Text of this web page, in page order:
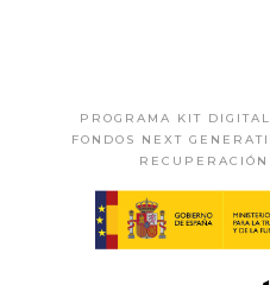
PROGRAMA KIT
FONDOS NEXT